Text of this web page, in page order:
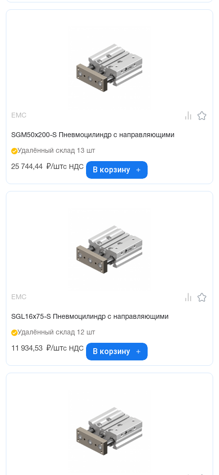
EMC
SGM50x200-S Пневмоцилиндр с направляющими
Удалённый склад 13 шт
25 744,44 ₽/штс НДС В корзину
EMC
SGL16x75-S Пневмоцилиндр с направляющими
Удалённый склад 12 шт
11 934,53 ₽/штс НДС В корзину